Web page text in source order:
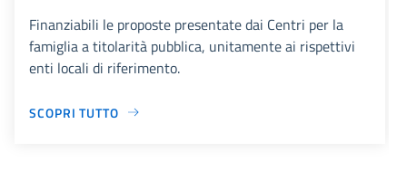
Finanziabili le proposte presentate dai Centri per la
famiglia a titolarità pubblica, unitamente ai rispettivi
enti locali di riferimento.
SCOPRI TUTTO